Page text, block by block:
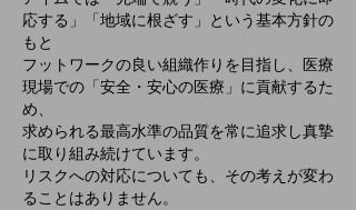
応する」「地域に根ざす」という基本方針の
もと
フットワークの良い組織作りを目指し、医療
現場での「安全・安心の医療」に貢献するた
め、
求められる最高水準の品質を常に追求し真摯
に取り組み続けています。
リスクへの対応についても、その考えが変わ
ることはありません。​